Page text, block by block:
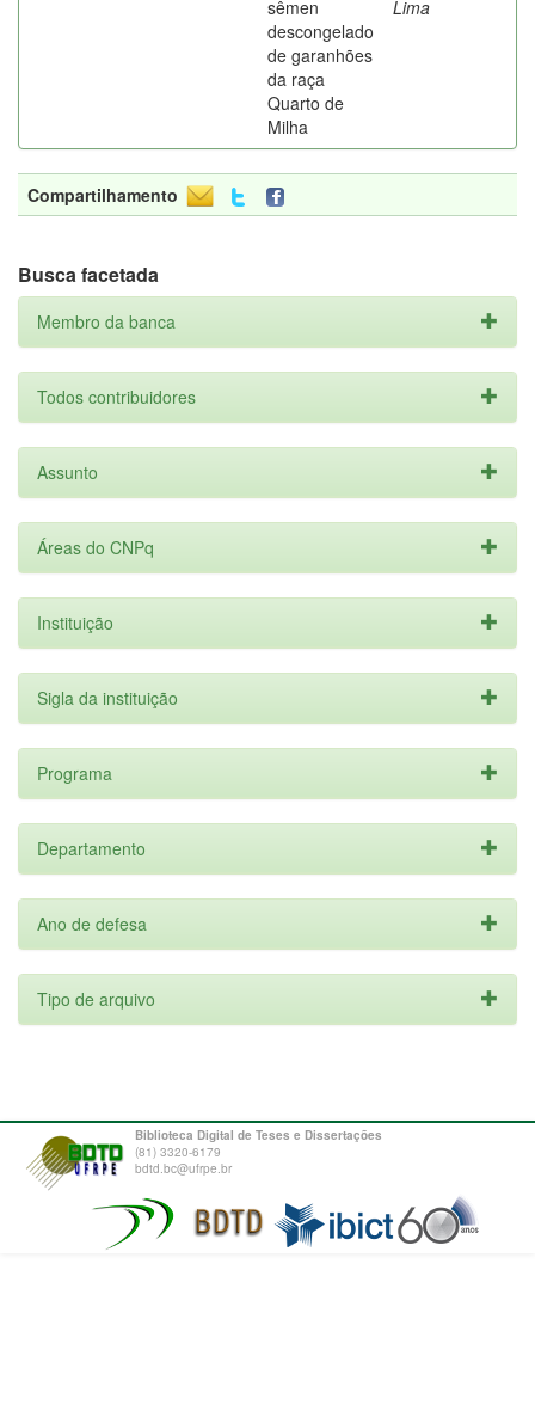
sêmen
descongelado
de garanhões
da raça
Quarto de
Milha
Lima
Compartilhamento
Busca facetada
Membro da banca
Todos contribuidores
Assunto
Áreas do CNPq
Instituição
Sigla da instituição
Programa
Departamento
Ano de defesa
Tipo de arquivo
Biblioteca Digital de Teses e Dissertações
(81) 3320-6179
bdtd.bc@ufrpe.br